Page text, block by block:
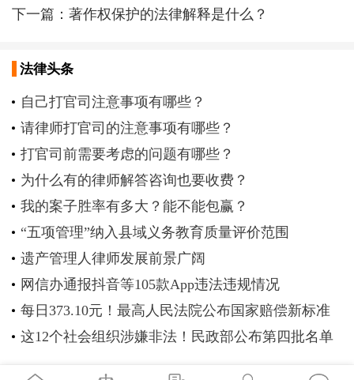
下一篇：著作权保护的法律解释是什么？
法律头条
自己打官司注意事项有哪些？
请律师打官司的注意事项有哪些？
打官司前需要考虑的问题有哪些？
为什么有的律师解答咨询也要收费？
我的案子胜率有多大？能不能包赢？
“五项管理”纳入县域义务教育质量评价范围
遗产管理人律师发展前景广阔
网信办通报抖音等105款App违法违规情况
每日373.10元！最高人民法院公布国家赔偿新标准
这12个社会组织涉嫌非法！民政部公布第四批名单